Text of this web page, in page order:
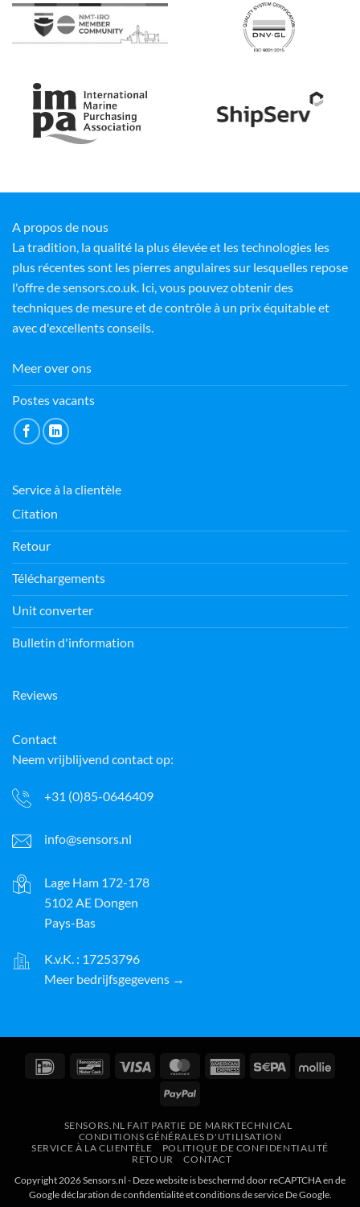
A propos de nous
La tradition, la qualité la plus élevée et les technologies les
plus récentes sont les pierres angulaires sur lesquelles repose
l'offre de sensors.co.uk. Ici, vous pouvez obtenir des
techniques de mesure et de contrôle à un prix équitable et
avec d'excellents conseils.
Meer over ons
Postes vacants
Service à la clientèle
Citation
Retour
Téléchargements
Unit converter
Bulletin d'information
Reviews
Contact
Neem vrijblijvend contact op:
+31 (0)85-0646409
info@sensors.nl
Lage Ham 172-178
5102 AE Dongen
Pays-Bas
K.v.K. : 17253796
Meer bedrijfsgegevens →
IDeal BancontactVisa MasterCardAmerican Sepa
PayPal
SENSORS.NL FAIT PARTIE DE MARKTECHNICAL
CONDITIONS GÉNÉRALES D'UTILISATION
SERVICE À LA CLIENTÈLE
POLITIQUE DE CONFIDENTIALITÉ
RETOUR
CONTACT
Copyright 2026 Sensors.nl - Deze website is beschermd door reCAPTCHA en de
Googledéclaration de confidentialitéetconditions de serviceDe Google.